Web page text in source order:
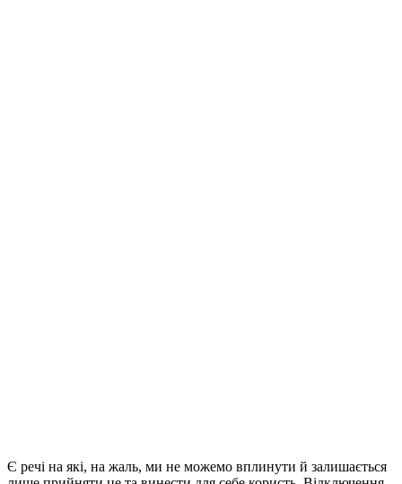
Є речі на які, на жаль, ми не можемо вплинути й залишається